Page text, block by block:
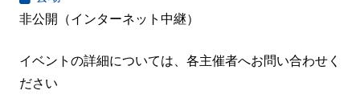
非公開（インターネット中継）
イベントの詳細については、各主催者へお問い合わせく
ださい